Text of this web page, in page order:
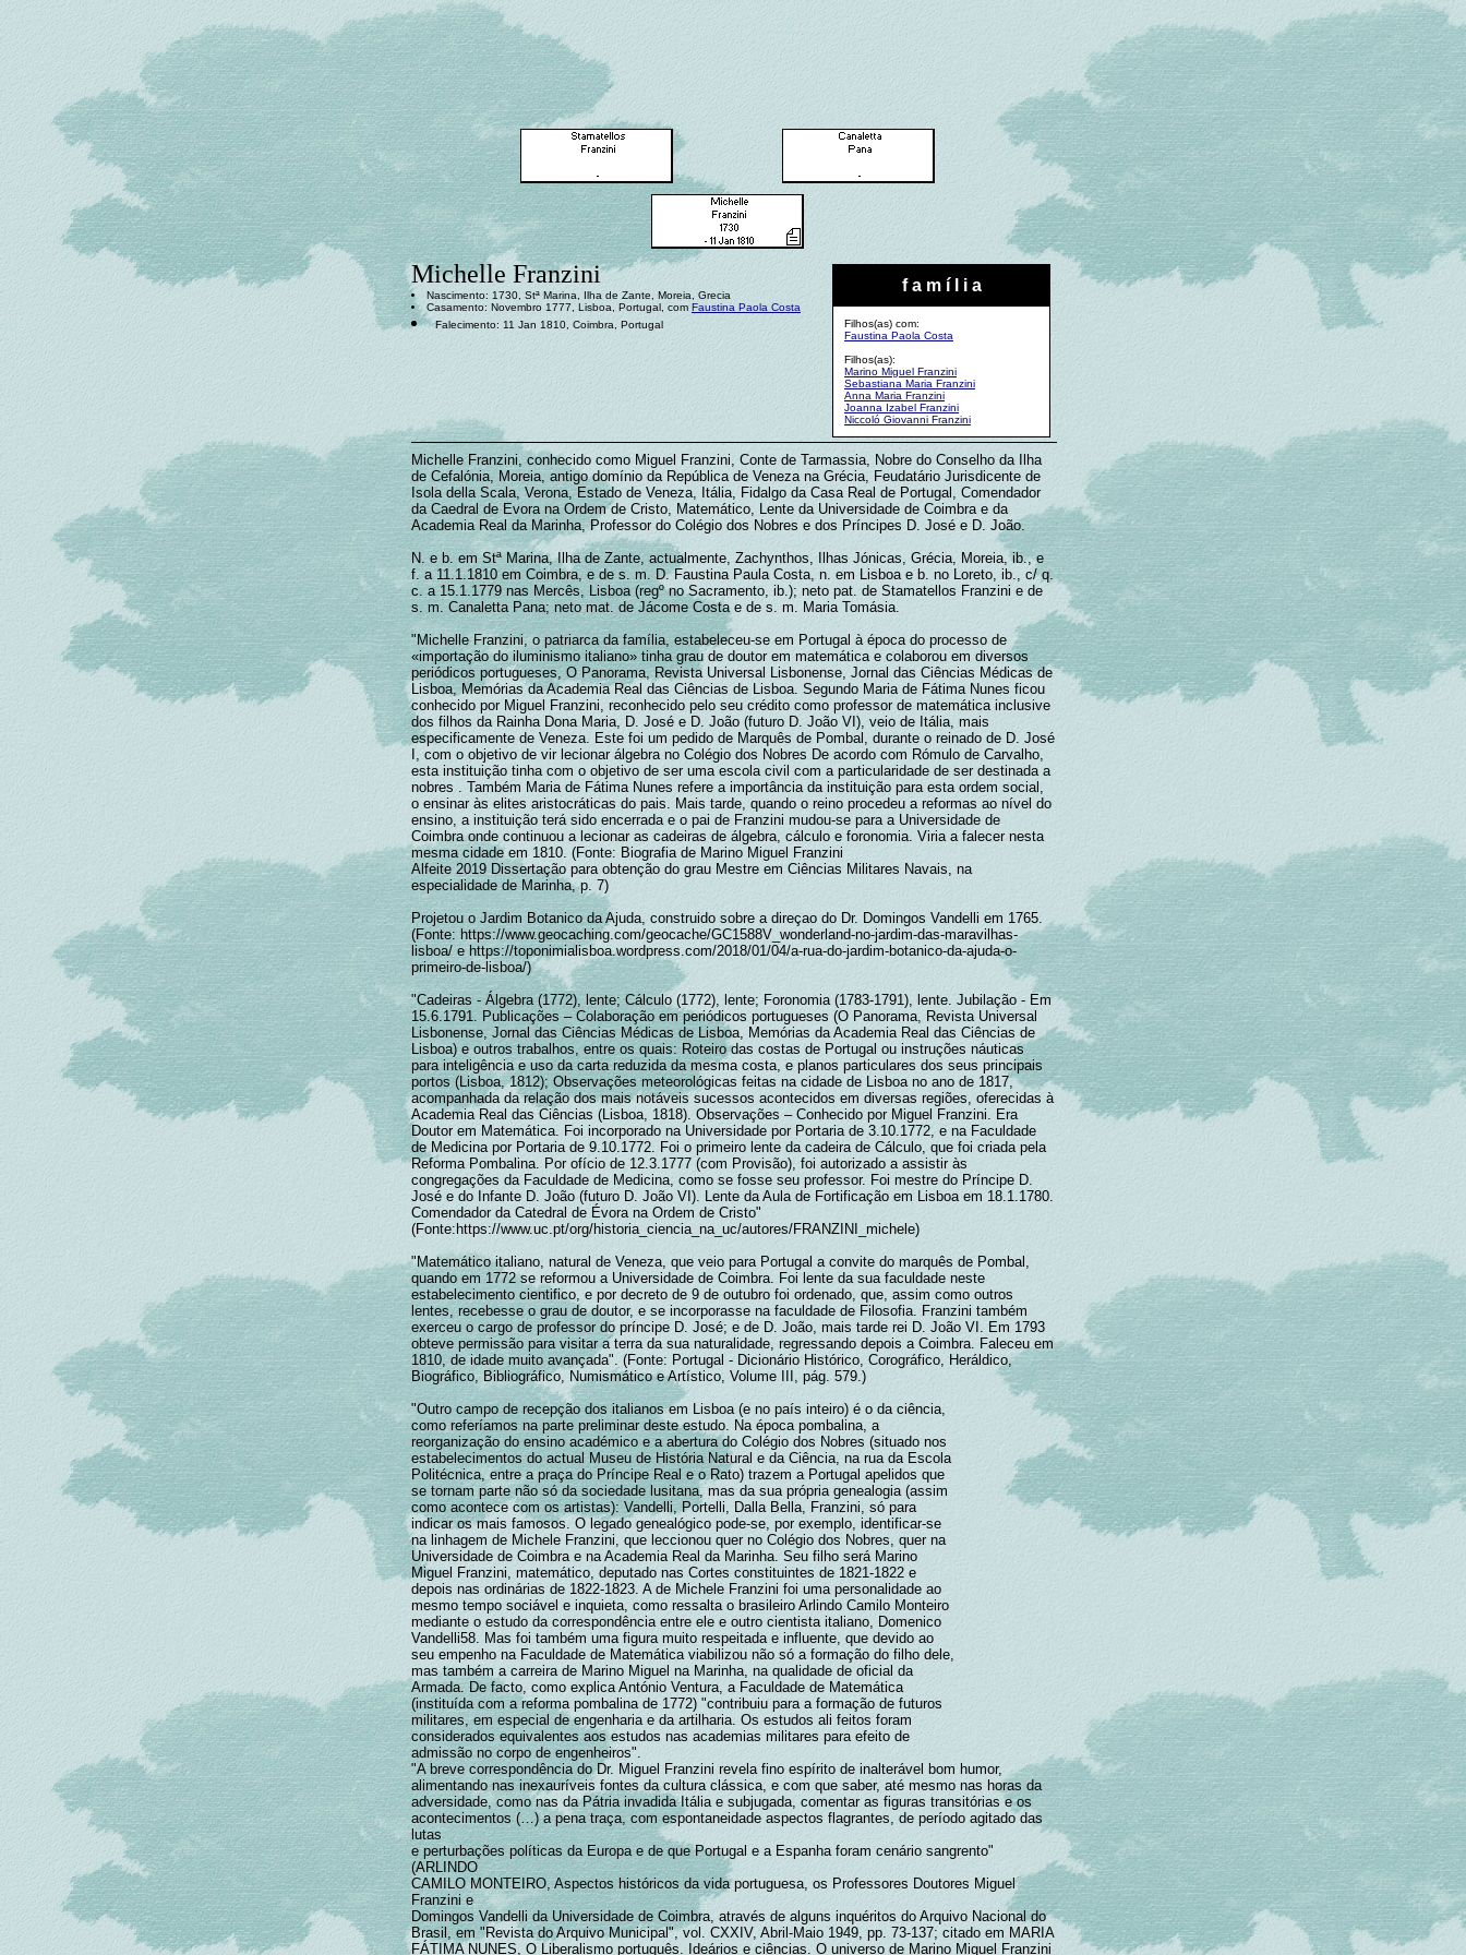
f a m í l i a
Filhos(as) com:
Faustina Paola Costa
Filhos(as):
Marino Miguel Franzini
Sebastiana Maria Franzini
Anna Maria Franzini
Joanna Izabel Franzini
Niccoló Giovanni Franzini
Michelle Franzini
Nascimento: 1730, Stª Marina, Ilha de Zante, Moreia, Grecia
Casamento: Novembro 1777, Lisboa, Portugal, com Faustina Paola Costa
Falecimento: 11 Jan 1810, Coimbra, Portugal
Michelle Franzini, conhecido como Miguel Franzini, Conte de Tarmassia, Nobre do Conselho da Ilha
de Cefalónia, Moreia, antigo domínio da República de Veneza na Grécia, Feudatário Jurisdicente de
Isola della Scala, Verona, Estado de Veneza, Itália, Fidalgo da Casa Real de Portugal, Comendador
da Caedral de Evora na Ordem de Cristo, Matemático, Lente da Universidade de Coimbra e da
Academia Real da Marinha, Professor do Colégio dos Nobres e dos Príncipes D. José e D. João.
N. e b. em Stª Marina, Ilha de Zante, actualmente, Zachynthos, Ilhas Jónicas, Grécia, Moreia, ib., e
f. a 11.1.1810 em Coimbra, e de s. m. D. Faustina Paula Costa, n. em Lisboa e b. no Loreto, ib., c/ q.
c. a 15.1.1779 nas Mercês, Lisboa (regº no Sacramento, ib.); neto pat. de Stamatellos Franzini e de
s. m. Canaletta Pana; neto mat. de Jácome Costa e de s. m. Maria Tomásia.
"Michelle Franzini, o patriarca da família, estabeleceu-se em Portugal à época do processo de
«importação do iluminismo italiano» tinha grau de doutor em matemática e colaborou em diversos
periódicos portugueses, O Panorama, Revista Universal Lisbonense, Jornal das Ciências Médicas de
Lisboa, Memórias da Academia Real das Ciências de Lisboa. Segundo Maria de Fátima Nunes ficou
conhecido por Miguel Franzini, reconhecido pelo seu crédito como professor de matemática inclusive
dos filhos da Rainha Dona Maria, D. José e D. João (futuro D. João VI), veio de Itália, mais
especificamente de Veneza. Este foi um pedido de Marquês de Pombal, durante o reinado de D. José
I, com o objetivo de vir lecionar álgebra no Colégio dos Nobres De acordo com Rómulo de Carvalho,
esta instituição tinha com o objetivo de ser uma escola civil com a particularidade de ser destinada a
nobres . Também Maria de Fátima Nunes refere a importância da instituição para esta ordem social,
o ensinar às elites aristocráticas do pais. Mais tarde, quando o reino procedeu a reformas ao nível do
ensino, a instituição terá sido encerrada e o pai de Franzini mudou-se para a Universidade de
Coimbra onde continuou a lecionar as cadeiras de álgebra, cálculo e foronomia. Viria a falecer nesta
mesma cidade em 1810. (Fonte: Biografia de Marino Miguel Franzini
Alfeite 2019 Dissertação para obtenção do grau Mestre em Ciências Militares Navais, na
especialidade de Marinha, p. 7)
Projetou o Jardim Botanico da Ajuda, construido sobre a direçao do Dr. Domingos Vandelli em 1765.
(Fonte: https://www.geocaching.com/geocache/GC1588V_wonderland-no-jardim-das-maravilhas-
lisboa/ e https://toponimialisboa.wordpress.com/2018/01/04/a-rua-do-jardim-botanico-da-ajuda-o-
primeiro-de-lisboa/)
"Cadeiras - Álgebra (1772), lente; Cálculo (1772), lente; Foronomia (1783-1791), lente. Jubilação - Em
15.6.1791. Publicações – Colaboração em periódicos portugueses (O Panorama, Revista Universal
Lisbonense, Jornal das Ciências Médicas de Lisboa, Memórias da Academia Real das Ciências de
Lisboa) e outros trabalhos, entre os quais: Roteiro das costas de Portugal ou instruções náuticas
para inteligência e uso da carta reduzida da mesma costa, e planos particulares dos seus principais
portos (Lisboa, 1812); Observações meteorológicas feitas na cidade de Lisboa no ano de 1817,
acompanhada da relação dos mais notáveis sucessos acontecidos em diversas regiões, oferecidas à
Academia Real das Ciências (Lisboa, 1818). Observações – Conhecido por Miguel Franzini. Era
Doutor em Matemática. Foi incorporado na Universidade por Portaria de 3.10.1772, e na Faculdade
de Medicina por Portaria de 9.10.1772. Foi o primeiro lente da cadeira de Cálculo, que foi criada pela
Reforma Pombalina. Por ofício de 12.3.1777 (com Provisão), foi autorizado a assistir às
congregações da Faculdade de Medicina, como se fosse seu professor. Foi mestre do Príncipe D.
José e do Infante D. João (futuro D. João VI). Lente da Aula de Fortificação em Lisboa em 18.1.1780.
Comendador da Catedral de Évora na Ordem de Cristo"
(Fonte:https://www.uc.pt/org/historia_ciencia_na_uc/autores/FRANZINI_michele)
"Matemático italiano, natural de Veneza, que veio para Portugal a convite do marquês de Pombal,
quando em 1772 se reformou a Universidade de Coimbra. Foi lente da sua faculdade neste
estabelecimento cientifico, e por decreto de 9 de outubro foi ordenado, que, assim como outros
lentes, recebesse o grau de doutor, e se incorporasse na faculdade de Filosofia. Franzini também
exerceu o cargo de professor do príncipe D. José; e de D. João, mais tarde rei D. João VI. Em 1793
obteve permissão para visitar a terra da sua naturalidade, regressando depois a Coimbra. Faleceu em
1810, de idade muito avançada". (Fonte: Portugal - Dicionário Histórico, Corográfico, Heráldico,
Biográfico, Bibliográfico, Numismático e Artístico, Volume III, pág. 579.)
"Outro campo de recepção dos italianos em Lisboa (e no país inteiro) é o da ciência,
como referíamos na parte preliminar deste estudo. Na época pombalina, a
reorganização do ensino académico e a abertura do Colégio dos Nobres (situado nos
estabelecimentos do actual Museu de História Natural e da Ciência, na rua da Escola
Politécnica, entre a praça do Príncipe Real e o Rato) trazem a Portugal apelidos que
se tornam parte não só da sociedade lusitana, mas da sua própria genealogia (assim
como acontece com os artistas): Vandelli, Portelli, Dalla Bella, Franzini, só para
indicar os mais famosos. O legado genealógico pode-se, por exemplo, identificar-se
na linhagem de Michele Franzini, que leccionou quer no Colégio dos Nobres, quer na
Universidade de Coimbra e na Academia Real da Marinha. Seu filho será Marino
Miguel Franzini, matemático, deputado nas Cortes constituintes de 1821-1822 e
depois nas ordinárias de 1822-1823. A de Michele Franzini foi uma personalidade ao
mesmo tempo sociável e inquieta, como ressalta o brasileiro Arlindo Camilo Monteiro
mediante o estudo da correspondência entre ele e outro cientista italiano, Domenico
Vandelli58. Mas foi também uma figura muito respeitada e influente, que devido ao
seu empenho na Faculdade de Matemática viabilizou não só a formação do filho dele,
mas também a carreira de Marino Miguel na Marinha, na qualidade de oficial da
Armada. De facto, como explica António Ventura, a Faculdade de Matemática
(instituída com a reforma pombalina de 1772) "contribuiu para a formação de futuros
militares, em especial de engenharia e da artilharia. Os estudos ali feitos foram
considerados equivalentes aos estudos nas academias militares para efeito de
admissão no corpo de engenheiros".
"A breve correspondência do Dr. Miguel Franzini revela fino espírito de inalterável bom humor,
alimentando nas inexauríveis fontes da cultura clássica, e com que saber, até mesmo nas horas da
adversidade, como nas da Pátria invadida Itália e subjugada, comentar as figuras transitórias e os
acontecimentos (…) a pena traça, com espontaneidade aspectos flagrantes, de período agitado das
lutas
e perturbações políticas da Europa e de que Portugal e a Espanha foram cenário sangrento"
(ARLINDO
CAMILO MONTEIRO, Aspectos históricos da vida portuguesa, os Professores Doutores Miguel
Franzini e
Domingos Vandelli da Universidade de Coimbra, através de alguns inquéritos do Arquivo Nacional do
Brasil, em "Revista do Arquivo Municipal", vol. CXXIV, Abril-Maio 1949, pp. 73-137; citado em MARIA
FÁTIMA NUNES, O Liberalismo português. Ideários e ciências. O universo de Marino Miguel Franzini